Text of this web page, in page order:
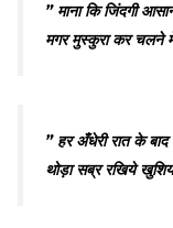
” माना कि जिंदगी
मगर मुस्कुरा कर चलने
” हर अँधेरी रात के
थोड़ा सब्र रखिये